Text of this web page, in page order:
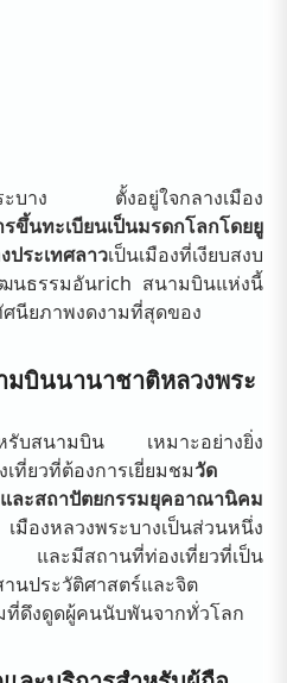
ระบาง ตั้งอยู่ใจกลางเมือง
นทะเบียนเป็นมรดกโลกโดยยู
ระเทศลาวเป็นเมืองที่เงียบสงบ
นธรรมอันrich สนามบินแห่งนี้
นียภาพงดงามที่สุดของ
มบินนานาชาติหลวงพระ
รับสนามบิน เหมาะอย่างยิ่ง
ที่ยวที่ต้องการเยี่ยมชมวัด
ะสถาปัตยกรรมยุคอาณานิคม
องหลวงพระบางเป็นส่วนหนึ่ง
และมีสถานที่ท่องเที่ยวที่เป็น
นประวัติศาสตร์และจิต
ดึงดูดผู้คนนับพันจากทั่วโลก